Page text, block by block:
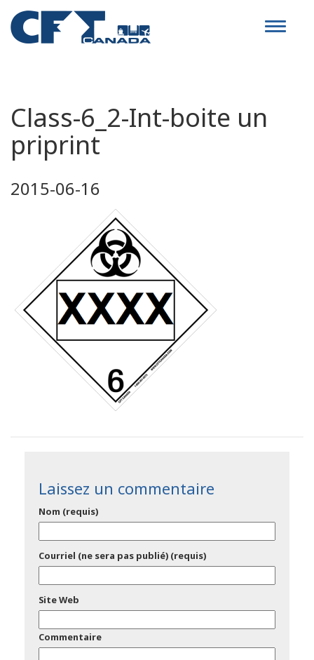
Toggle
Class-6_2-Int-boite un
priprint
2015-06-16
Laissez un commentaire
Nom (requis)
Courriel (ne sera pas publié) (requis)
Site Web
Commentaire